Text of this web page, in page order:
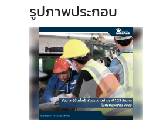
มิ
ภ
ค
อ
ชี
รูปภาพประกอบ